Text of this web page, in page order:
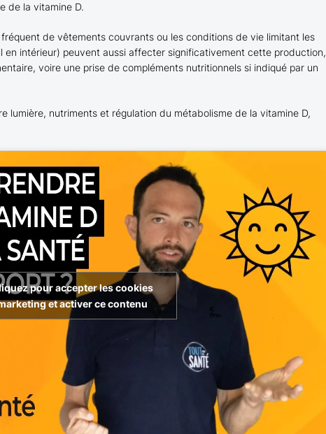
de la vitamine D.
de vêtements couvrants ou les conditions de vie limitant les
en intérieur) peuvent aussi affecter significativement cette production,
voire une prise de compléments nutritionnels si indiqué par un
lumière, nutriments et régulation du métabolisme de la vitamine D,
pour accepter les cookies
et activer ce contenu